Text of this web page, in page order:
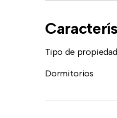
Tipo de propiedad
Dormitorios